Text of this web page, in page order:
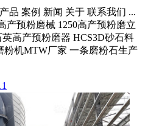
品 案例 新闻 关于 联系我们 ...
产预粉磨械 1250高产预粉磨立
高产预粉磨器 HCS3D砂石料
粉机MTW厂家 一条磨粉石生产